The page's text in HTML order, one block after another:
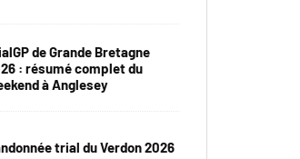
de Grande Bretagne
: résumé complet du
à Anglesey
trial du Verdon 2026